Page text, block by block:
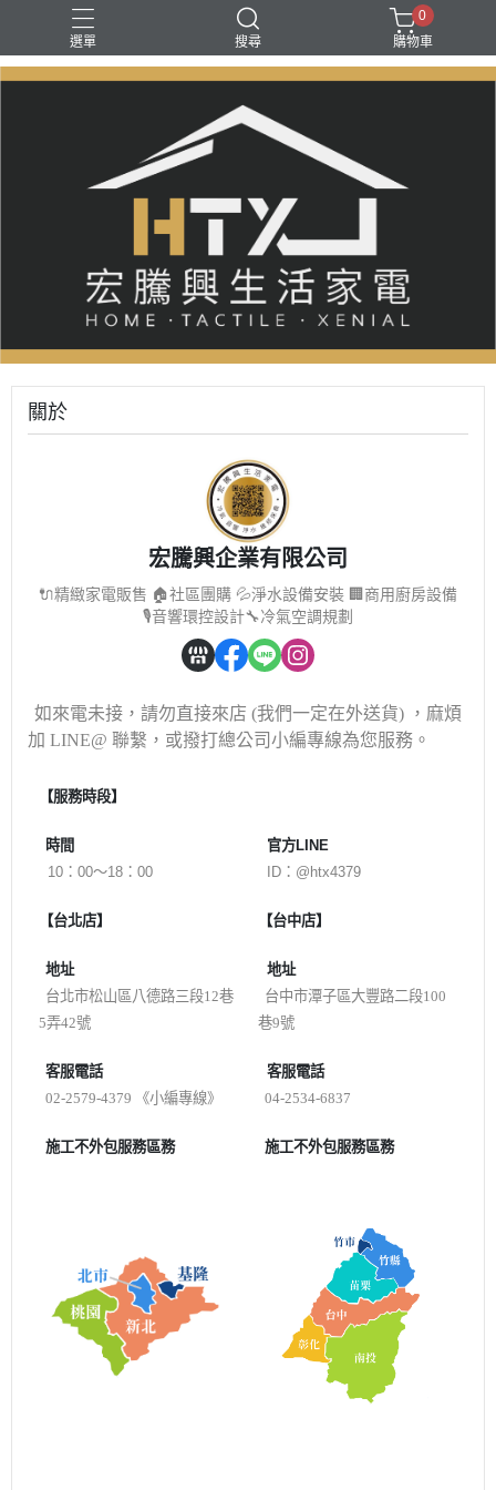
選單 搜尋
0
購物車
關於
宏騰興企業有限公司
🔌精緻家電販售 🏠社區團購 💦淨水設備安裝 🏢商用廚房設備
🎙️音響環控設計🔧冷氣空調規劃
如來電未接，請勿直接來店 (我們一定在外送貨) ，麻煩
加 LINE@ 聯繫，或撥打總公司小編專線為您服務。
【服務時段】
時間
10：00～18：00
官方LINE
ID：@htx4379
【台北店】 【台中店】
地址
台北市松山區八德路三段12巷
5弄42號
地址
台中市潭子區大豐路二段100
巷9號
客服電話
02-2579-4379 《小編專線》
客服電話
04-2534-6837
施工不外包服務區務 施工不外包服務區務